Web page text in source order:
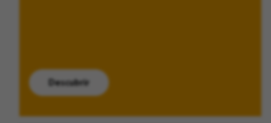
Descubrir